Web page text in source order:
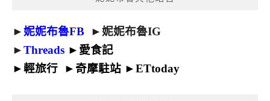
►妮妮布魯FB ►妮妮布魯IG
►Threads ► 愛食記
►輕旅行 ► 奇摩駐站 ►ETtoday